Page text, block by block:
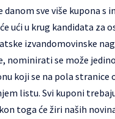
danom sve više kupona s
ući u krug kandidata za
izvandomovinske
nominirati se može
koji se na pola stranice
listu. Svi kuponi
toga će žiri naših